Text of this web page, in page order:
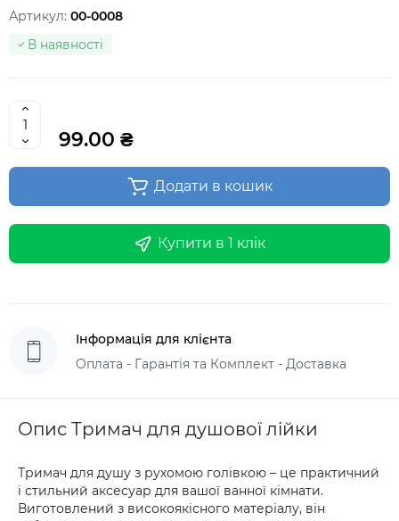
Артикул: 00-0008
В наявності
99.00 ₴
Додати в кошик
Купити в 1 клік
Інформація для клієнта
Оплата - Гарантія та Комплект - Доставка
Опис Тримач для душової лійки
Тримач для душу з рухомою голівкою – це практичний
і стильний аксесуар для вашої ванної кімнати.
Виготовлений з високоякісного матеріалу, він